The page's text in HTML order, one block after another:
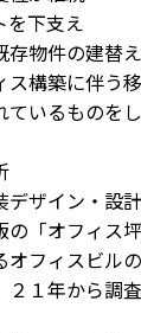
を下支え
物件の建替
構築に伴う
いるものを
ザイン・設
の「オフィ
フィスビル
１年から調